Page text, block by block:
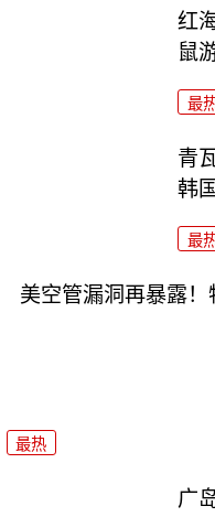
红
鼠
最
青
韩
最
美空管漏洞再暴露
最热
广